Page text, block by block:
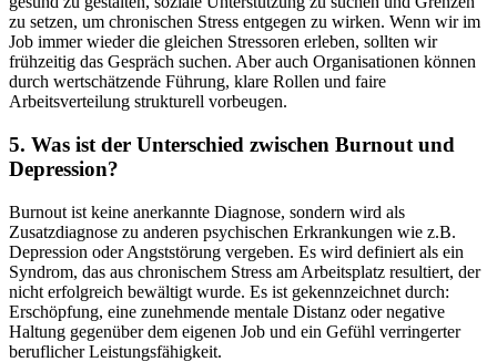
zu setzen, um chronischen Stress entgegen zu wirken. Wenn wir im
Job immer wieder die gleichen Stressoren erleben, sollten wir
frühzeitig das Gespräch suchen. Aber auch Organisationen können
durch wertschätzende Führung, klare Rollen und faire
Arbeitsverteilung strukturell vorbeugen.
5. Was ist der Unterschied zwischen Burnout und
Depression?
Burnout ist keine anerkannte Diagnose, sondern wird als
Zusatzdiagnose zu anderen psychischen Erkrankungen wie z.B.
Depression oder Angststörung vergeben. Es wird definiert als ein
Syndrom, das aus chronischem Stress am Arbeitsplatz resultiert, der
nicht erfolgreich bewältigt wurde. Es ist gekennzeichnet durch:
Erschöpfung, eine zunehmende mentale Distanz oder negative
Haltung gegenüber dem eigenen Job und ein Gefühl verringerter
beruflicher Leistungsfähigkeit.